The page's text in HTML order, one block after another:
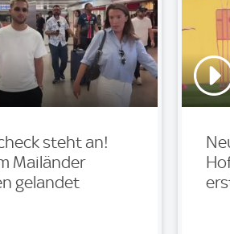
steht an!
Mailänder
gelandet